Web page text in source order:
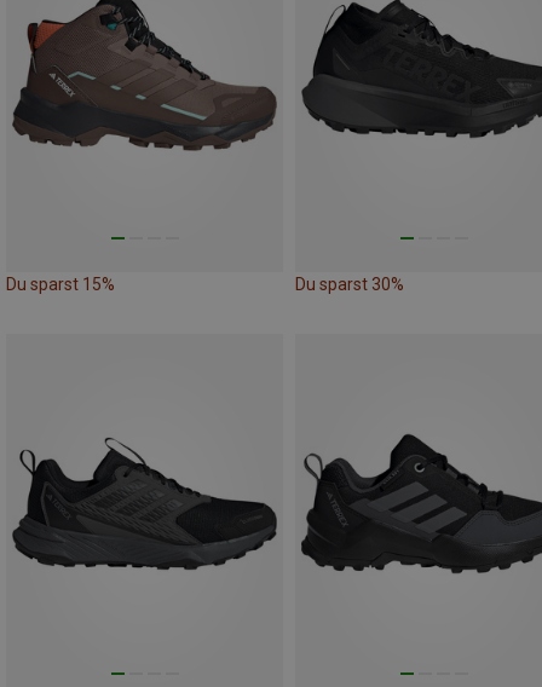
Du sparst 15% Du sparst 30%